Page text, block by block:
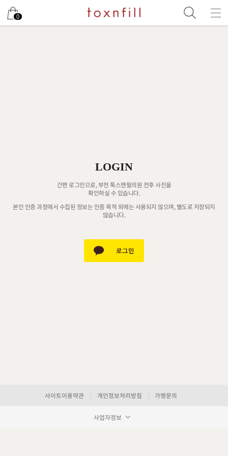
0
LOGIN
간편 로그인으로, 부천 톡스앤필의원 전후 사진을
확인하실 수 있습니다.
본인 인증 과정에서 수집된 정보는 인증 목적 외에는 사용되지 않으며, 별도로 저장되지
않습니다.
사이트이용약관 개인정보처리방침 가맹문의
사업자정보